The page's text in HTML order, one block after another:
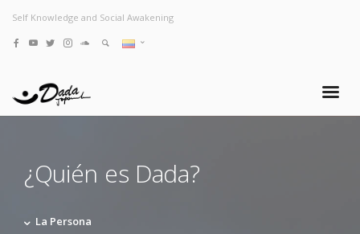
Self Knowledge and Social Awakening
¿Quién es Dada?
La Persona